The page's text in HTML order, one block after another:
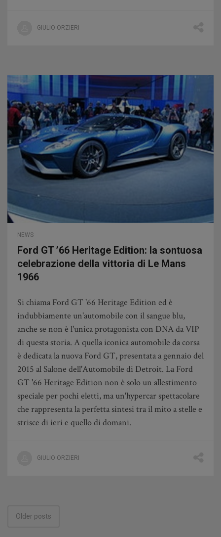
GIULIO ORZIERI
NEWS
Ford GT ’66 Heritage Edition: la sontuosa
celebrazione della vittoria di Le Mans
1966
Si chiama Ford GT '66 Heritage Edition ed è
indubbiamente un'automobile con il sangue blu,
anche se non è l'unica protagonista con DNA da VIP
di questa storia. A quella iconica automobile da corsa
è dedicata la nuova Ford GT, presentata a gennaio del
2015 al Salone dell'Automobile di Detroit. La Ford
GT '66 Heritage Edition non è solo un allestimento
speciale per pochi eletti, ma un'hypercar spettacolare
che rappresenta la perfetta sintesi tra il mito a stelle e
strisce di ieri e quello di domani.
GIULIO ORZIERI
Posts
Older posts